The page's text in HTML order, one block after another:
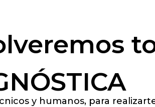
y humanos, para